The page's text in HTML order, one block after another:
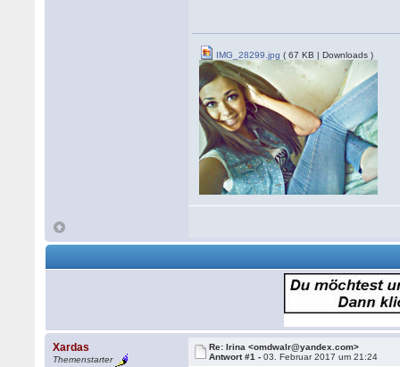
IMG_28299.jpg ( 67 KB | Downloads )
Xardas
Themenstarter
Re: Irina <omdwalr@yandex.com>
Antwort #1 -03. Februar 2017 um 21:24